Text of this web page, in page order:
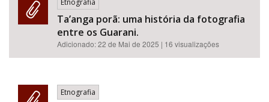
Etnografia
Ta’anga porã: uma história da fotografia
entre os Guarani.
Adicionado:22 de Mai de 2025 | 16 visualizações
Etnografia